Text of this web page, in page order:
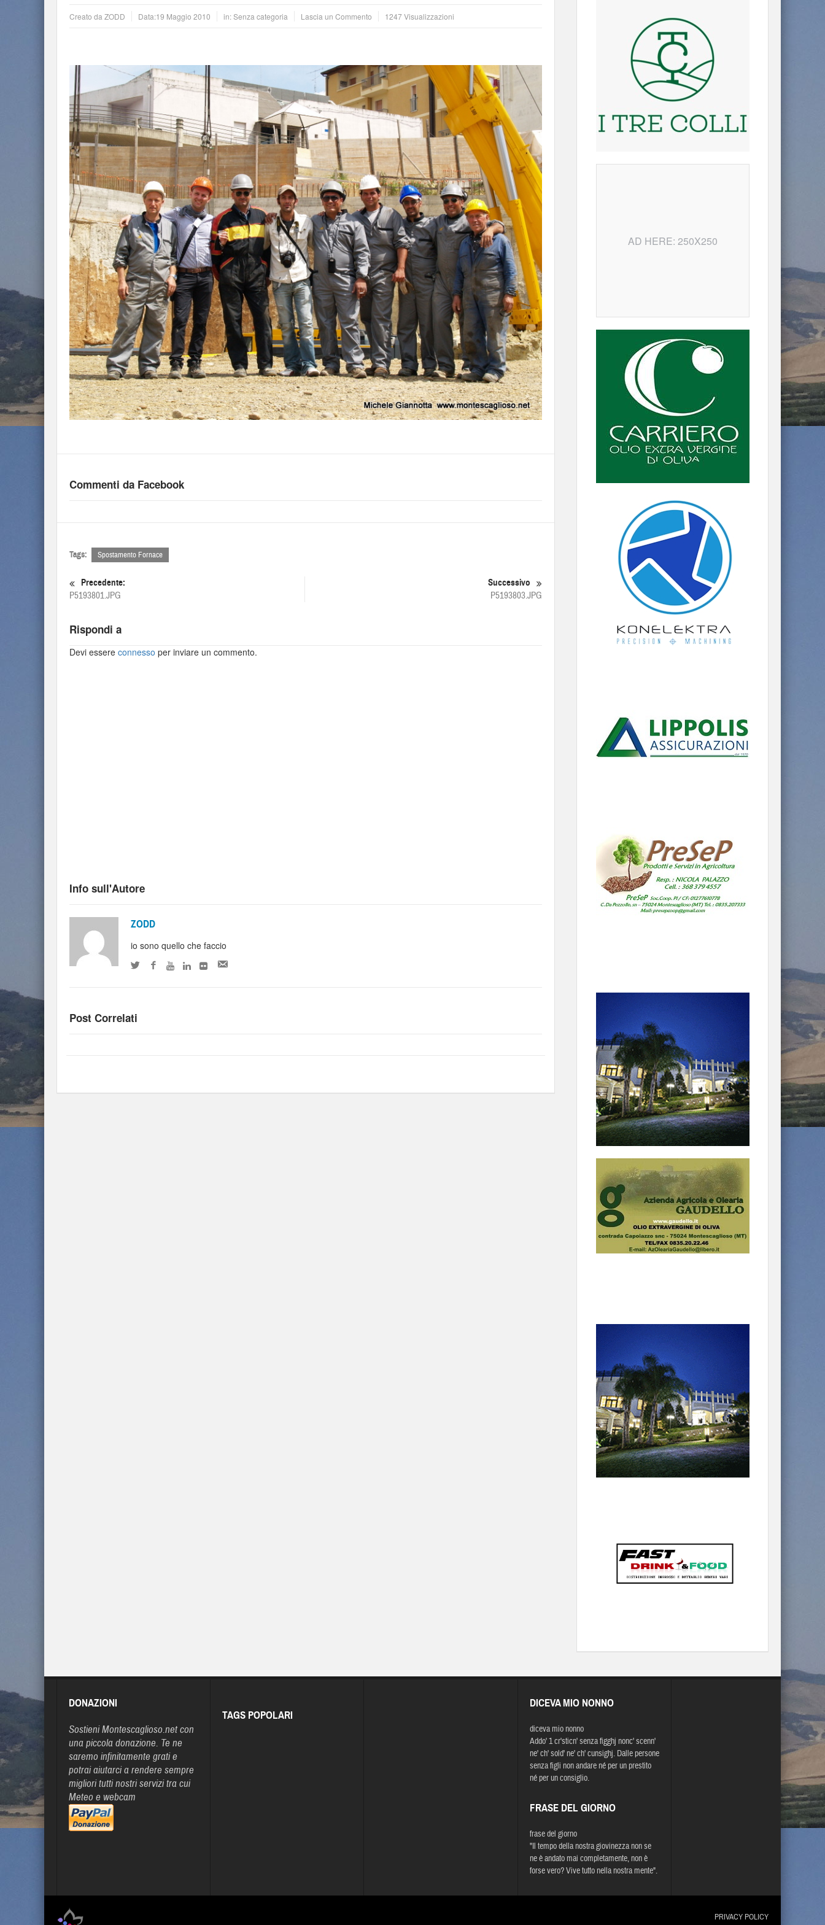
Creato da ZODD Data:19 Maggio 2010 in: Senza categoria Lascia un Commento 1247 Visualizzazioni
Commenti da Facebook
Tags: Spostamento Fornace
Precedente:
P5193801.JPG
Successivo
P5193803.JPG
Rispondi a
Devi essere connesso per inviare un commento.
Info sull'Autore
ZODD
io sono quello che faccio
Post Correlati
AD HERE: 250X250
DONAZIONI
Sostieni Montescaglioso.net con
una piccola donazione. Te ne
saremo infinitamente grati e
potrai aiutarci a rendere sempre
migliori tutti nostri servizi tra cui
Meteo e webcam
TAGS POPOLARI
DICEVA MIO NONNO
diceva mio nonno
Addo' 1 cr'sticn' senza figghj nonc' scenn'
ne' ch' sold' ne' ch' cunsighj. Dalle persone
senza figli non andare né per un prestito
né per un consiglio.
FRASE DEL GIORNO
frase del giorno
"Il tempo della nostra giovinezza non se
ne è andato mai completamente, non è
forse vero? Vive tutto nella nostra mente".
PRIVACY POLICY